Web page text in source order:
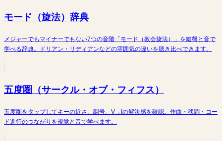
モード（旋法）辞典
メジャーでもマイナーでもない7つの音階「モード（教会旋法）」を鍵盤と音で
学べる辞典。ドリアン・リディアンなどの雰囲気の違いを聴き比べできます。
五度圏（サークル・オブ・フィフス）
五度圏をタップしてキーの近さ、調号、V→Iの解決感を確認。作曲・移調・コー
ド進行のつながりを視覚と音で学べます。